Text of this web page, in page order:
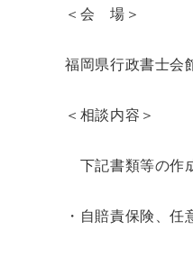
＜会 場＞
福岡県行政書士
＜相談内容＞
下記書類等の作
・自賠責保険、任